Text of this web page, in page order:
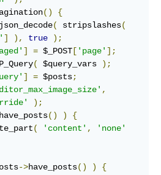
()
{
( stripslashes(
] ), true
);
] = $_POST [ 'page' ];
( $query_vars
);
] = $posts;
,
);
have_posts() )
{
( 'content' ,
'none'
->have_posts() )
{